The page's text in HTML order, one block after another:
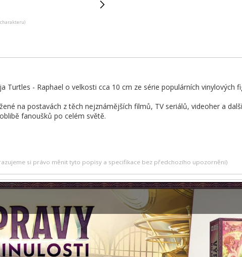
Turtles - Raphael o velkosti cca 10 cm ze série populárních vinylových
na postavách z těch nejznámějších filmů, TV seriálů, videoher a
fanoušků po celém světě.
si právo měnit tyto popisy a specifikace bez předchozího upozornění)